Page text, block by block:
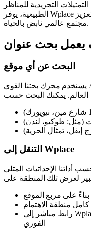
التجريدية للمناظر
الطبيعية، يوفر Wplace إمكانيات لا نهائية للتعبير الفني أثناء تعزيز
مجتمع عالمي نابض بالحياة.
البحث عن أي موقع
يستخدم محرك بحثنا القوي API OpenStreetMap Nominatim للعثور
(مثل: طوكيو، لندن)
إيفل، تمثال الحرية)
التنقل إلى Wplace
أداتنا الإحداثيات المثلى
على مربع الموقع
منطقة الاهتمام
رابط مباشر إلى Wplace مع إحداثيات معبأة مسبقًا للتنقل
الفوري